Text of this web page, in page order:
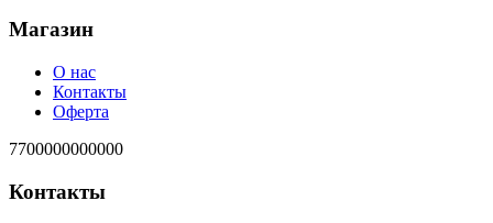
Магазин
О нас
Контакты
Оферта
7700000000000
Контакты